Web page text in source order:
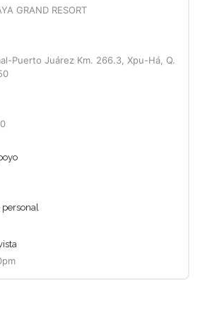
GRAND RESORT
Puerto Juárez Km. 266.3, Xpu-Há, Q.
personal